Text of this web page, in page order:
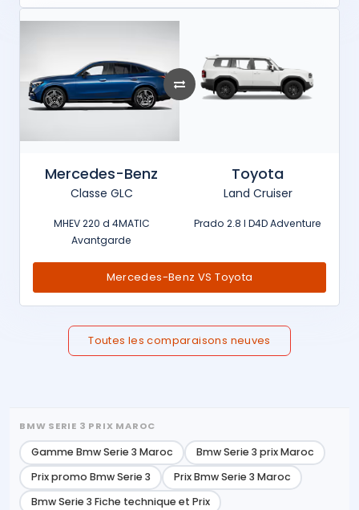
Mercedes-Benz
Classe GLC
MHEV 220 d 4MATIC
Avantgarde
Toyota
Land Cruiser
Prado 2.8 l D4D Adventure
Mercedes-Benz VS Toyota
Toutes les comparaisons neuves
BMW SERIE 3 PRIX MAROC
Gamme Bmw Serie 3 Maroc
Bmw Serie 3 prix Maroc
Prix promo Bmw Serie 3
Prix Bmw Serie 3 Maroc
Bmw Serie 3 Fiche technique et Prix